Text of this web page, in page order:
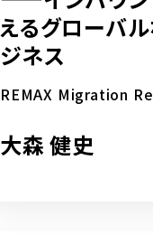
えるグローバ
ジネス
REMAX Migration
大森 健史